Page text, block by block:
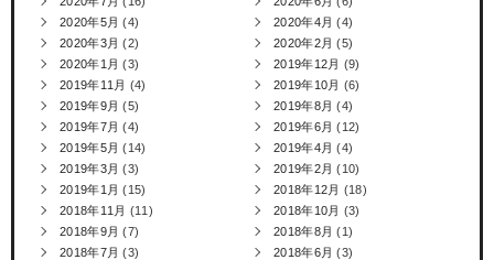
2020年5月 (4) 2020年4月 (4)
2020年3月 (2) 2020年2月 (5)
2020年1月 (3) 2019年12月 (9)
2019年11月 (4) 2019年10月 (6)
2019年9月 (5) 2019年8月 (4)
2019年7月 (4) 2019年6月 (12)
2019年5月 (14) 2019年4月 (4)
2019年3月 (3) 2019年2月 (10)
2019年1月 (15) 2018年12月 (18)
2018年11月 (11) 2018年10月 (3)
2018年9月 (7) 2018年8月 (1)
2018年7月 (3) 2018年6月 (3)